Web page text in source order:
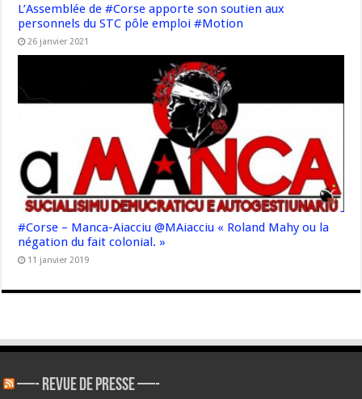
L’Assemblée de #Corse apporte son soutien aux
personnels du STC pôle emploi #Motion
26 janvier 2021
#Corse – Manca-Aiacciu @MAiacciu « Roland Mahy ou la
négation du fait colonial. »
11 janvier 2019
—- REVUE DE PRESSE —-